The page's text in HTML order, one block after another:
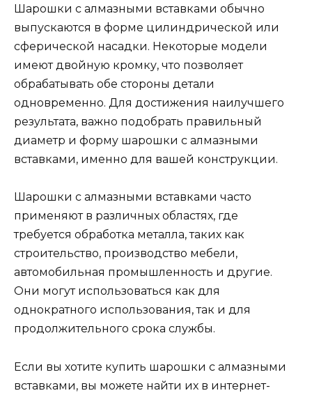
Шарошки с алмазными вставками обычно
выпускаются в форме цилиндрической или
сферической насадки. Некоторые модели
имеют двойную кромку, что позволяет
обрабатывать обе стороны детали
одновременно. Для достижения наилучшего
результата, важно подобрать правильный
диаметр и форму шарошки с алмазными
вставками, именно для вашей конструкции.
Шарошки с алмазными вставками часто
применяют в различных областях, где
требуется обработка металла, таких как
строительство, производство мебели,
автомобильная промышленность и другие.
Они могут использоваться как для
однократного использования, так и для
продолжительного срока службы.
Если вы хотите купить шарошки с алмазными
вставками, вы можете найти их в интернет-